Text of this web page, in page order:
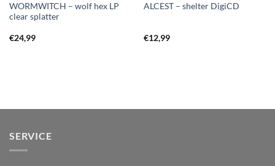
WORMWITCH – wolf hex LP
clear splatter
€24,99
ALCEST – shelter DigiCD
€12,99
SERVICE